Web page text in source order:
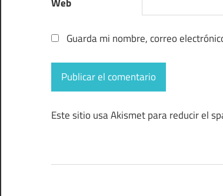
Guarda mi nombre, correo
Este sitio usa Akismet para reducir el